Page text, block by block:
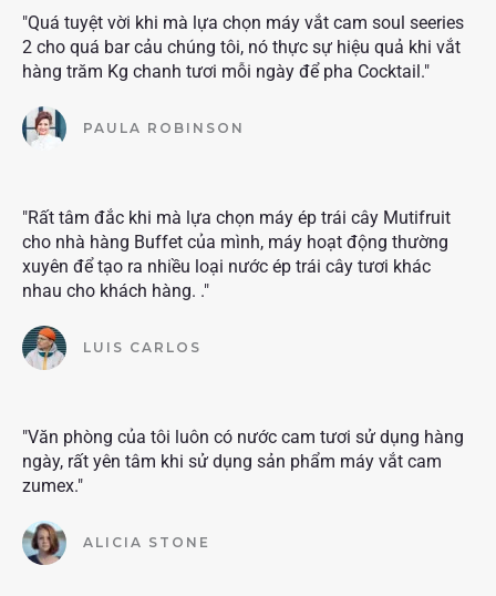
"Quá tuyệt vời khi mà lựa chọn máy vắt cam soul seeries
2 cho quá bar cảu chúng tôi, nó thực sự hiệu quả khi vắt
hàng trăm Kg chanh tươi mỗi ngày để pha Cocktail."
PAULA ROBINSON
"Rất tâm đắc khi mà lựa chọn máy ép trái cây Mutifruit
cho nhà hàng Buffet của mình, máy hoạt động thường
xuyên để tạo ra nhiều loại nước ép trái cây tươi khác
nhau cho khách hàng. ."
LUIS CARLOS
"Văn phòng của tôi luôn có nước cam tươi sử dụng hàng
ngày, rất yên tâm khi sử dụng sản phẩm máy vắt cam
zumex."
ALICIA STONE